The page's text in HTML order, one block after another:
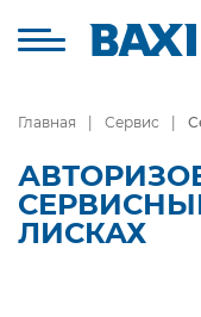
Главная Сервис
ЛИСКАХ